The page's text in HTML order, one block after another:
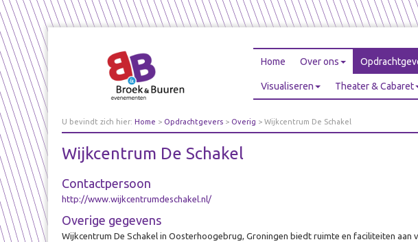
Home Over ons
Visualiseren Theater & Cabaret
U bevindt zich hier: Home > Opdrachtgevers > Overig > Wijkcentrum De Schakel
Wijkcentrum De Schakel
Contactpersoon
http://www.wijkcentrumdeschakel.nl/
Overige gegevens
Wijkcentrum De Schakel in Oosterhoogebrug, Groningen biedt ruimte en faciliteiten aan